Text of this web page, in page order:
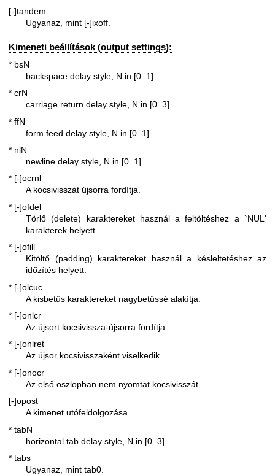
[-]tandem
Ugyanaz, mint [-]ixoff.
Kimeneti beállítások (output settings):
* bsN
backspace delay style, N in [0..1]
* crN
carriage return delay style, N in [0..3]
* ffN
form feed delay style, N in [0..1]
* nlN
newline delay style, N in [0..1]
* [-]ocrnl
A kocsivisszát újsorra fordítja.
* [-]ofdel
Törlő (delete) karaktereket használ a feltöltéshez a `NUL'
karakterek helyett.
* [-]ofill
Kitöltő (padding) karaktereket használ a késleltetéshez az
időzítés helyett.
* [-]olcuc
A kisbetűs karaktereket nagybetűssé alakítja.
* [-]onlcr
Az újsort kocsivissza-újsorra fordítja.
* [-]onlret
Az újsor kocsivisszaként viselkedik.
* [-]onocr
Az első oszlopban nem nyomtat kocsivisszát.
[-]opost
A kimenet utófeldolgozása.
* tabN
horizontal tab delay style, N in [0..3]
* tabs
Ugyanaz, mint tab0.